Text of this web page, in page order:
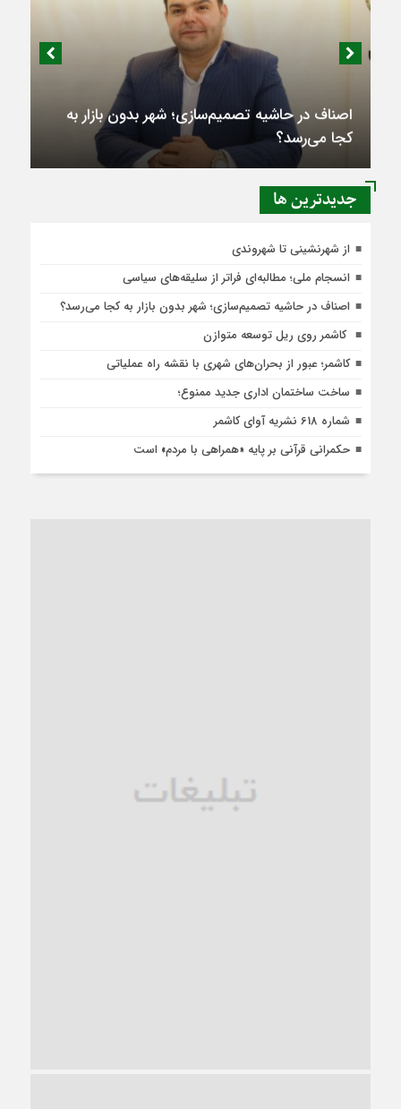
اصناف در حاشیه تصمیم‌سازی؛ شهر بدون بازار به
کجا می‌رسد؟
جديدترين ها
از شهرنشینی تا شهروندی
انسجام ملی؛ مطالبه‌ای فراتر از سلیقه‌های سیاسی
اصناف در حاشیه تصمیم‌سازی؛ شهر بدون بازار به کجا می‌رسد؟
کاشمر روی ریل توسعه متوازن
کاشمر؛ عبور از بحران‌های شهری با نقشه راه عملیاتی
ساخت ساختمان اداری جدید ممنوع؛
شماره 618 نشریه آوای کاشمر
حکمرانی قرآنی بر پایه «همراهی با مردم» است